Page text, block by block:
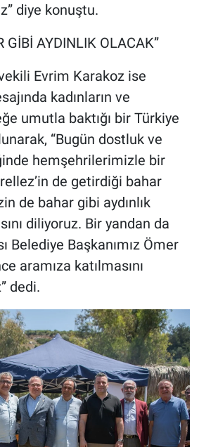
diye konuştu.
GİBİ AYDINLIK OLACAK”
Evrim Karakoz ise
kadınların ve
umutla baktığı bir Türkiye
“Bugün dostluk ve
hemşehrilerimizle bir
de getirdiği bahar
de bahar gibi aydınlık
diliyoruz. Bir yandan da
Belediye Başkanımız Ömer
aramıza katılmasını
dedi.